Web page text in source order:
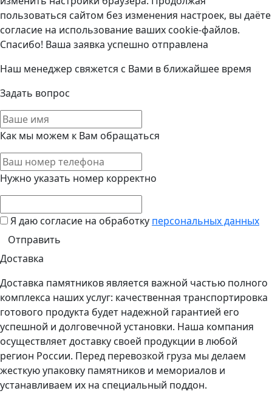
пользоваться сайтом без изменения настроек, вы даёте
согласие на использование ваших cookie-файлов.
Спасибо! Ваша заявка успешно отправлена
Наш менеджер свяжется с Вами в ближайшее время
Задать вопрос
Как мы можем к Вам обращаться
Нужно указать номер корректно
Я даю согласие на обработку персональных данных
Доставка
Доставка памятников является важной частью полного
комплекса наших услуг: качественная транспортировка
готового продукта будет надежной гарантией его
успешной и долговечной установки. Наша компания
осуществляет доставку своей продукции в любой
регион России. Перед перевозкой груза мы делаем
жесткую упаковку памятников и мемориалов и
устанавливаем их на специальный поддон.